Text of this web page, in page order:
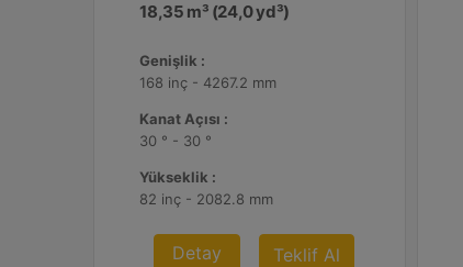
18,35 m³ (24,0 yd³)
Genişlik :
168 inç - 4267.2 mm
Kanat Açısı :
30 ° - 30 °
Yükseklik :
82 inç - 2082.8 mm
Detay Teklif Al